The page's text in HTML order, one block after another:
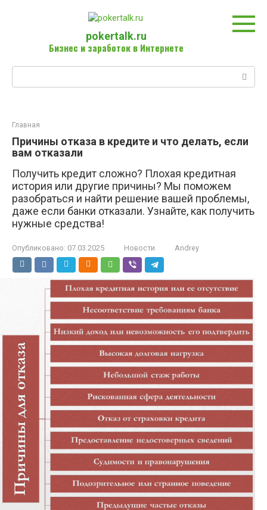
pokertalk.ru
Бизнес и заработок в Интернете
Главная
Причины отказа в кредите и что делать, если
вам отказали
Получить кредит сложно? Плохая кредитная
история или другие причины? Мы поможем
разобраться и найти решение вашей проблемы,
даже если банки отказали. Узнайте, как получить
нужные средства!
Опубликовано: 07.03.2025 Новости Andrey